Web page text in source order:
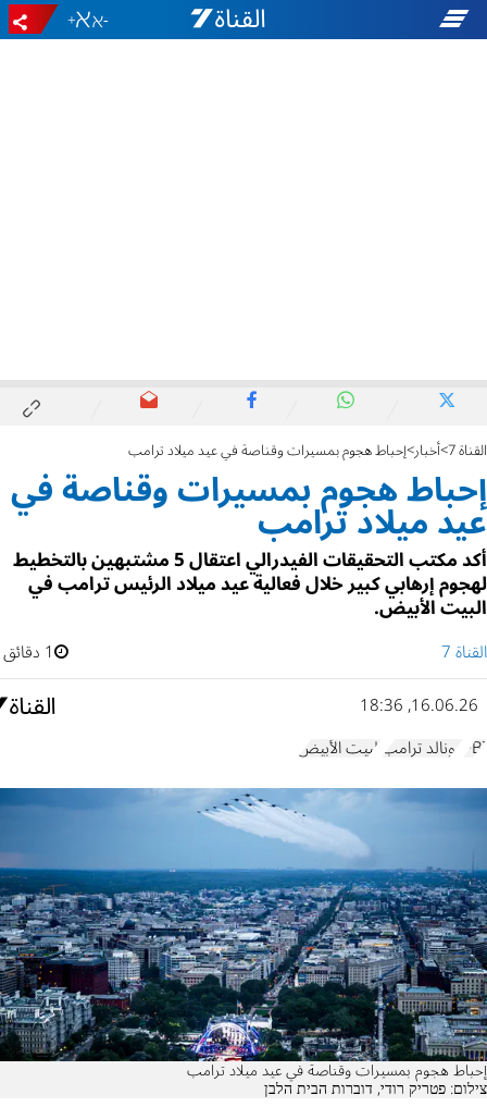
-
+
القناة 7 أخبار إحباط هجوم بمسيرات وقناصة في عيد ميلاد ترامب
إحباط هجوم بمسيرات وقناصة في
عيد ميلاد ترامب
أكد مكتب التحقيقات الفيدرالي اعتقال 5 مشتبهين بالتخطيط
لهجوم إرهابي كبير خلال فعالية عيد ميلاد الرئيس ترامب في
البيت الأبيض.
القناة 7
1 دقائق
16.06.26, 18:36
FBI دونالد ترامب البيت الأبيض
إحباط هجوم بمسيرات وقناصة في عيد ميلاد ترامب
צילום: פטריק רודי, דוברות הבית הלבן